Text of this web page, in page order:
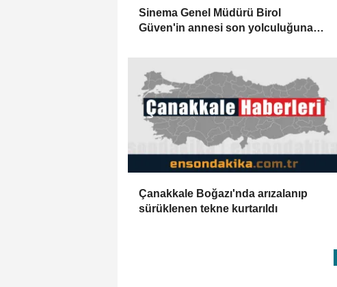
Sinema Genel Müdürü Birol
Güven'in annesi son yolculuğuna
Çanakkale Boğazı'nda arızalanıp
sürüklenen tekne kurtarıldı